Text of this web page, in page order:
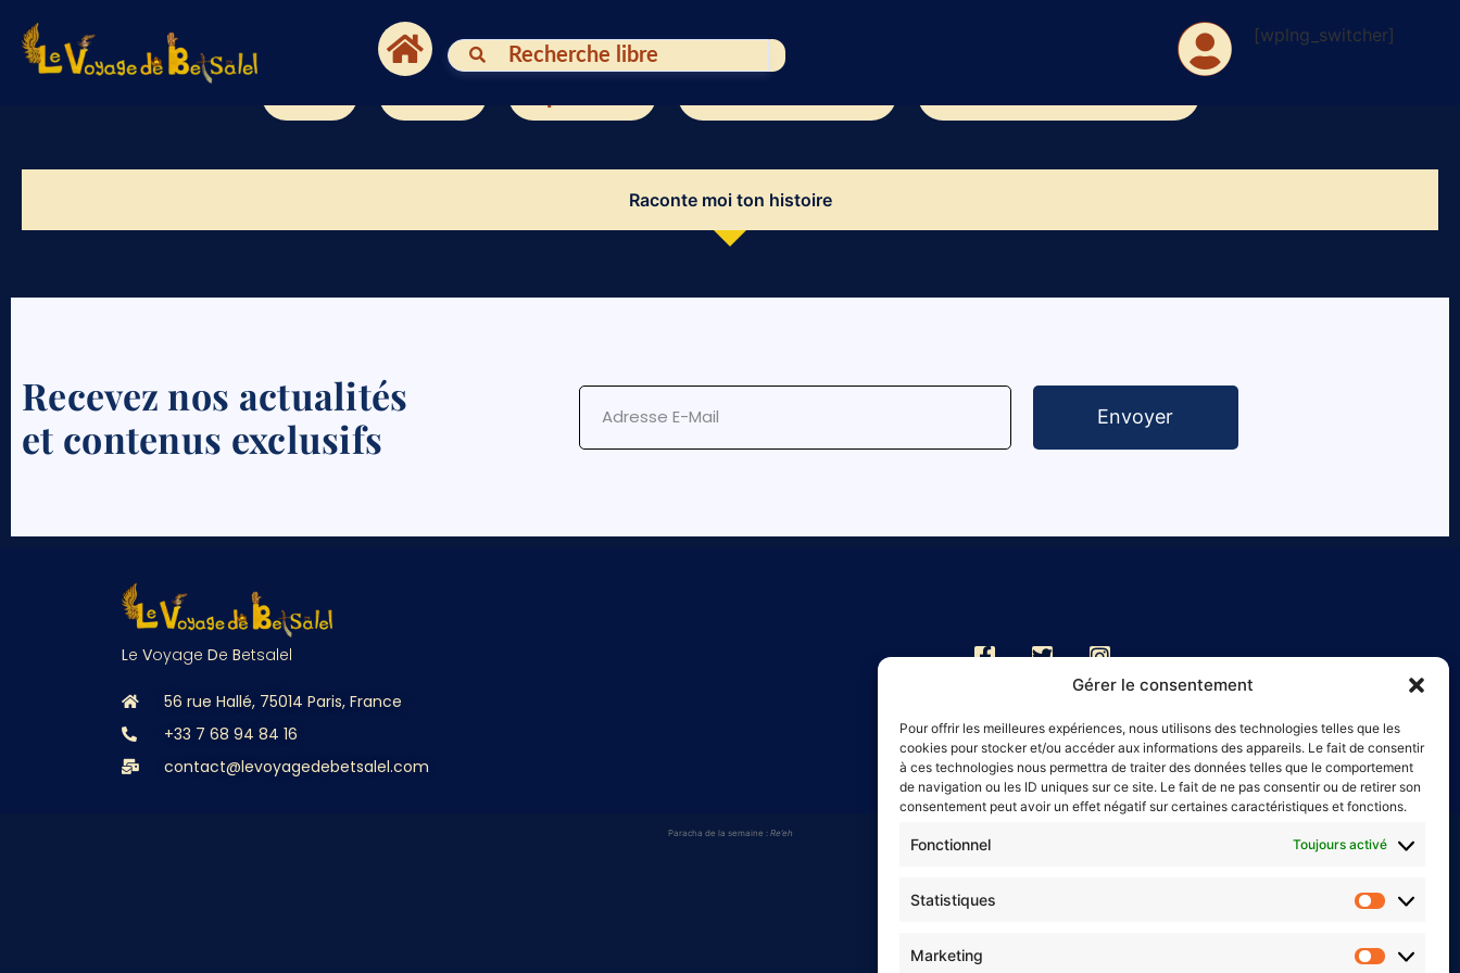
Gérer le consentement
Pour offrir les meilleures expériences, nous utilisons des technologies telles que les
cookies pour stocker et/ou accéder aux informations des appareils. Le fait de consentir
à ces technologies nous permettra de traiter des données telles que le comportement
de navigation ou les ID uniques sur ce site. Le fait de ne pas consentir ou de retirer son
consentement peut avoir un effet négatif sur certaines caractéristiques et fonctions.
Fonctionnel Toujours activé
Statistiques
Marketing
[wplng_switcher]
Raconte moi ton histoire
Recevez nos actualités
et contenus exclusifs
Envoyer
Le Voyage De Betsalel
56 rue Hallé, 75014 Paris, France
+33 7 68 94 84 16
contact@levoyagedebetsalel.com
Le Voyage de Betsalel
Mentions légales
Politique de cookies (UE)
Paracha de la semaine : Re’eh